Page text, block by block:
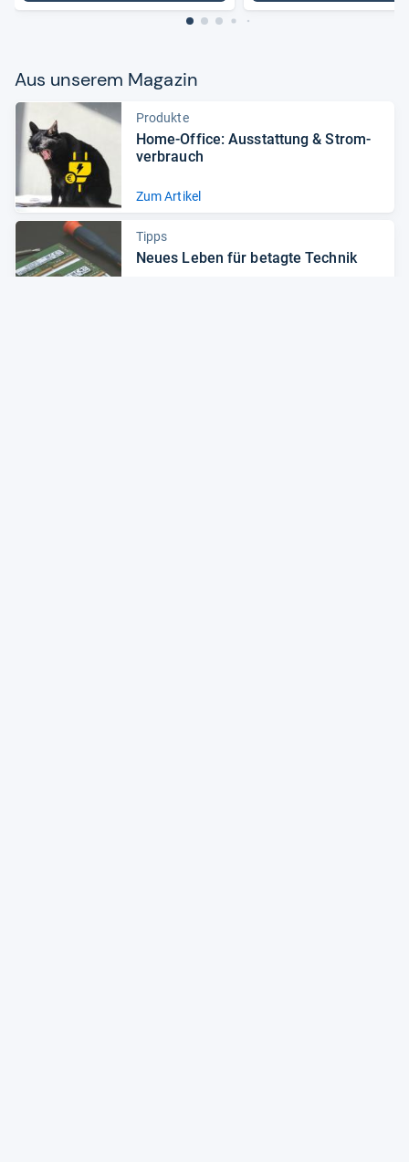
Aus unse­rem Maga­zin
Produkte
Home-​Office: Aus­stat­tung & Strom­
ver­brauch
Zum Artikel
Tipps
Neues Leben für betagte Tech­nik